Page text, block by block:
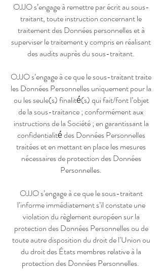
OJJO s’engage à remettre par écrit au sous-
traitant, toute instruction concernant le
traitement des Données personnelles et à
superviser le traitement y compris en réalisant
des audits auprès du sous-traitant.
OJJO s’engage à ce que le sous-traitant traite
les Données Personnelles uniquement pour la
ou les seule(s) finalité́(s) qui fait/font l’objet
de la sous-traitance ; conformément aux
instructions de la Société ; en garantissant la
confidentialité́ des Données Personnelles
traitées et en mettant en place les mesures
nécessaires de protection des Données
Personnelles.
OJJO s’engage à ce que le sous-traitant
l’informe immédiatement s’il constate une
violation du règlement européen sur la
protection des Données Personnelles ou de
toute autre disposition du droit de l’Union ou
du droit des États membres relative à la
protection des Données Personnelles.